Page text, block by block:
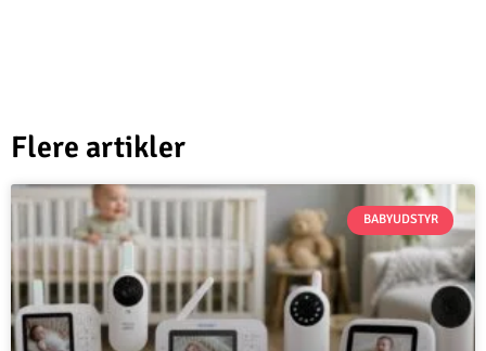
Flere artikler
BABYUDSTYR